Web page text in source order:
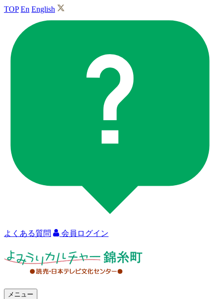
TOP En English
よくある質問 会員ログイン
メニュー